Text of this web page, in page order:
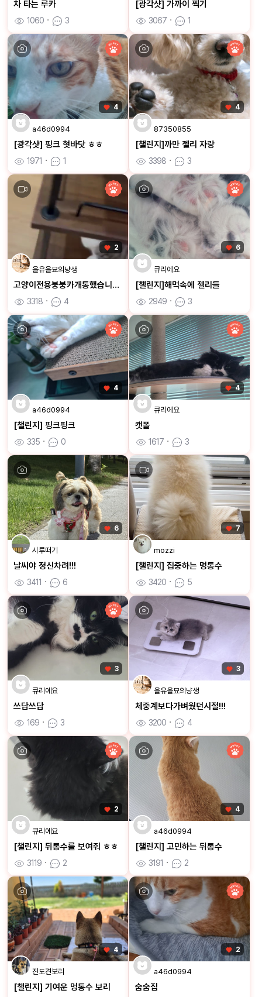
차 타는 루카
1060 ㆍ 3
[광각샷] 가까이 찍기
3067 ㆍ 1
4
a46d0994
[광각샷] 핑크 혓바닷 ㅎㅎ
1971 ㆍ 1
4
87350855
[챌린지]까만 젤리 자랑
3398 ㆍ 3
2
을유을묘의냥생
고양이전용붕붕카개통했습니다ㅋㅋ
3318 ㆍ 4
6
큐리에요
[챌린지]해먹속에 젤리들
2949 ㆍ 3
4
a46d0994
[챌린지] 핑크핑크
335 ㆍ 0
4
큐리에요
캣폴
1617 ㆍ 3
6
시루떠기
날씨야 정신차려!!!
3411 ㆍ 6
7
mozzi
[챌린지] 집중하는 멍통수
3420 ㆍ 5
3
큐리에요
쓰담쓰담
169 ㆍ 3
3
을유을묘의냥생
체중계보다가벼웠던시절!!!
3200 ㆍ 4
2
큐리에요
[챌린지] 뒤통수를 보여줘 ㅎㅎ
3119 ㆍ 2
4
a46d0994
[챌린지] 고민하는 뒤통수
3191 ㆍ 2
4
진도견보리
[챌린지] 기여운 멍통수 보리
2
a46d0994
숨숨집